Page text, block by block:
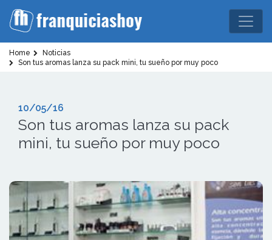
Home
Noticias
Son tus aromas lanza su pack mini, tu sueño por muy poco
10/05/16
Son tus aromas lanza su pack
mini, tu sueño por muy poco